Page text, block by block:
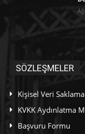
SÖZLEŞMELER
Kişisel Veri
KVKK Aydınlatma
Başvuru Formu